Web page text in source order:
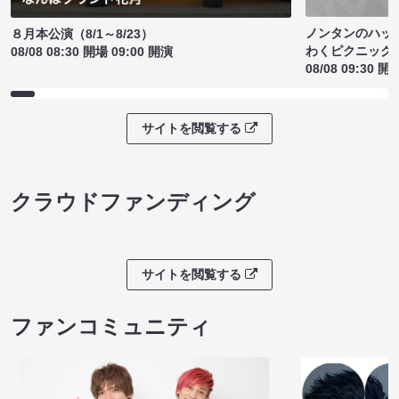
８月本公演（8/1～8/23）
08/08 08:30 開場 09:00 開演
ノンタンのハッ
わくピクニック
08/08 09:30 開
サイトを閲覧する
クラウドファンディング
サイトを閲覧する
ファンコミュニティ